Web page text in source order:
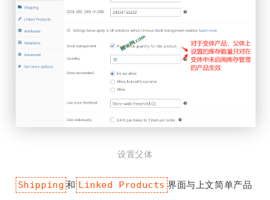
设置父体
Shipping 和 Linked Products 界面与上文简单产品